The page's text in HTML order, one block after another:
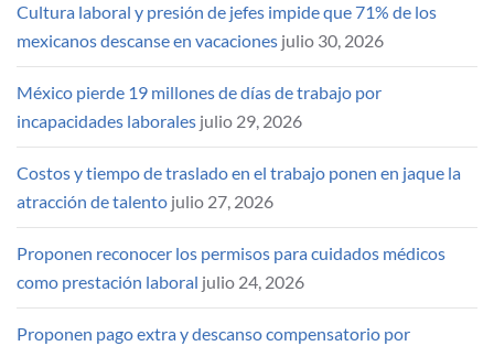
Cultura laboral y presión de jefes impide que 71% de los
mexicanos descanse en vacaciones julio 30, 2026
México pierde 19 millones de días de trabajo por
incapacidades laborales julio 29, 2026
Costos y tiempo de traslado en el trabajo ponen en jaque la
atracción de talento julio 27, 2026
Proponen reconocer los permisos para cuidados médicos
como prestación laboral julio 24, 2026
Proponen pago extra y descanso compensatorio por